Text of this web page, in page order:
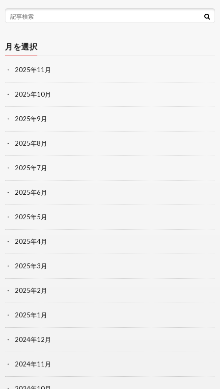
月を選択
2025年11月
2025年10月
2025年9月
2025年8月
2025年7月
2025年6月
2025年5月
2025年4月
2025年3月
2025年2月
2025年1月
2024年12月
2024年11月